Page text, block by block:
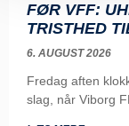
FØR VFF:
TRISTHED
6. AUGUST 2026
Fredag aften
slag, når Viborg